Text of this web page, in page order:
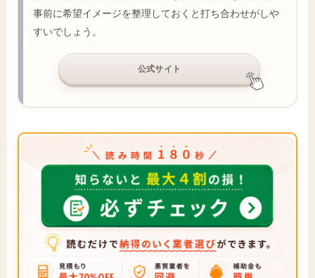
事前に希望イメージを整理しておくと打ち合わせがしや
すいでしょう。
公式サイト